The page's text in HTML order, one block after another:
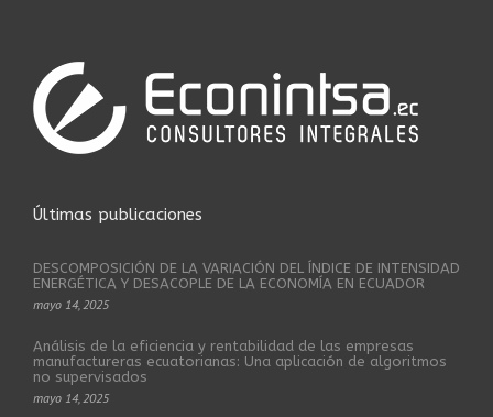
Últimas publicaciones
DESCOMPOSICIÓN DE LA VARIACIÓN DEL ÍNDICE DE INTENSIDAD
ENERGÉTICA Y DESACOPLE DE LA ECONOMÍA EN ECUADOR
mayo 14, 2025
Análisis de la eficiencia y rentabilidad de las empresas
manufactureras ecuatorianas: Una aplicación de algoritmos
no supervisados
mayo 14, 2025